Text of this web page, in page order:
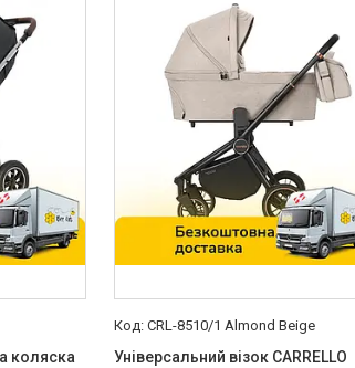
коляска
CRL-8510/1 Almond Beige
Універсальний візок CARRELLO